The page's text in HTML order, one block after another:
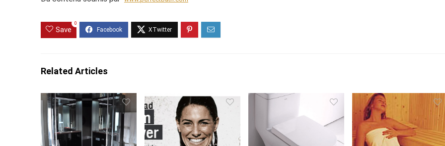
Save
0
Related Articles